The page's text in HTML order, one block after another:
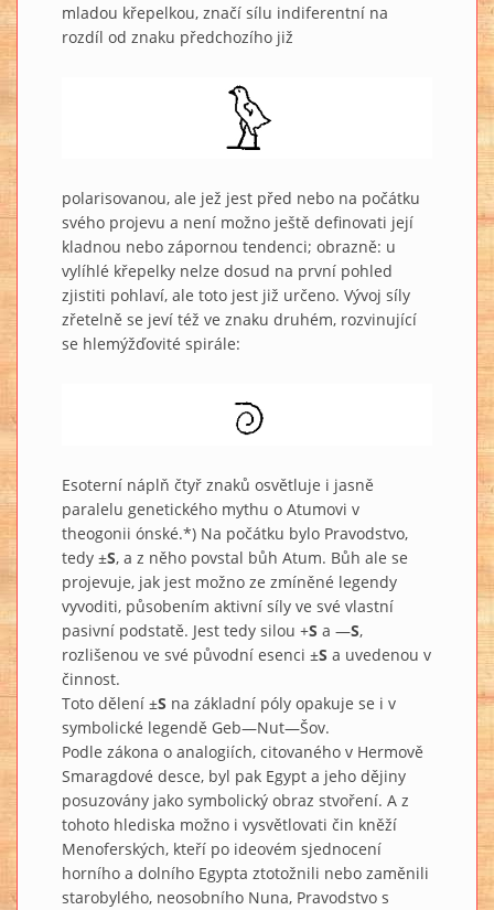
mladou křepelkou, značí sílu indiferentní na
rozdíl od znaku předchozího již
polarisovanou, ale jež jest před nebo na počátku
svého projevu a není možno ještě definovati její
kladnou nebo zápornou tendenci; obrazně: u
vylíhlé křepelky nelze dosud na první pohled
zjistiti pohlaví, ale toto jest již určeno. Vývoj síly
zřetelně se jeví též ve znaku druhém, rozvinující
se hlemýžďovité spirále:
Esoterní náplň čtyř znaků osvětluje i jasně
paralelu genetického mythu o Atumovi v
theogonii ónské.*) Na počátku bylo Pravodstvo,
tedy ±S, a z něho povstal bůh Atum. Bůh ale se
projevuje, jak jest možno ze zmíněné legendy
vyvoditi, působením aktivní síly ve své vlastní
pasivní podstatě. Jest tedy silou +S a —S,
rozlišenou ve své původní esenci ±S a uvedenou v
činnost.
Toto dělení ±S na základní póly opakuje se i v
symbolické legendě Geb—Nut—Šov.
Podle zákona o analogiích, citovaného v Hermově
Smaragdové desce, byl pak Egypt a jeho dějiny
posuzovány jako symbolický obraz stvoření. A z
tohoto hlediska možno i vysvětlovati čin kněží
Menoferských, kteří po ideovém sjednocení
horního a dolního Egypta ztotožnili nebo zaměnili
starobylého, neosobního Nuna, Pravodstvo s